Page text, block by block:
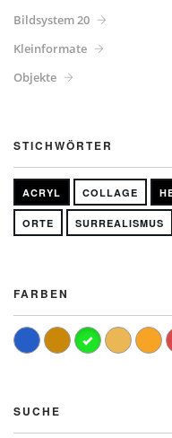
Bildsystem 20
Kleinformate
Objekte
STICHWÖRTER
ACRYL COLLAGE
ORTE SURREALISMUS
FARBEN
SUCHE